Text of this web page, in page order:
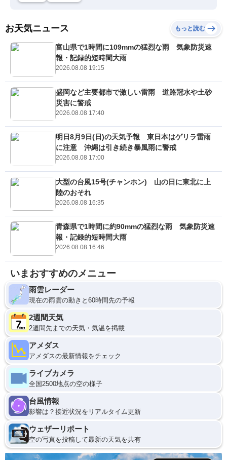
お天気ニュース もっと読む
富山県で1時間に109mmの猛烈な雨 気象防災速
報・記録的短時間大雨
2026.08.08 19:15
盛岡など主要都市で激しい雷雨 道路冠水や土砂
災害に警戒
2026.08.08 17:40
明日8月9日(日)の天気予報 東日本はゲリラ雷雨
に注意 沖縄は引き続き暴風雨に警戒
2026.08.08 17:00
大型の台風15号(チャンホン) 山の日に東北に上
陸のおそれ
2026.08.08 16:35
青森県で1時間に約90mmの猛烈な雨 気象防災速
報・記録的短時間大雨
2026.08.08 16:46
いまおすすめのメニュー
雨雲レーダー
現在の雨雲の動きと60時間先の予報
2週間天気
2週間先までの天気・気温を掲載
アメダス
アメダスの最新情報をチェック
ライブカメラ
全国2500地点の空の様子
台風情報
影響は？接近状況をリアルタイム更新
ウェザーリポート
空の写真を投稿して最新の天気を共有